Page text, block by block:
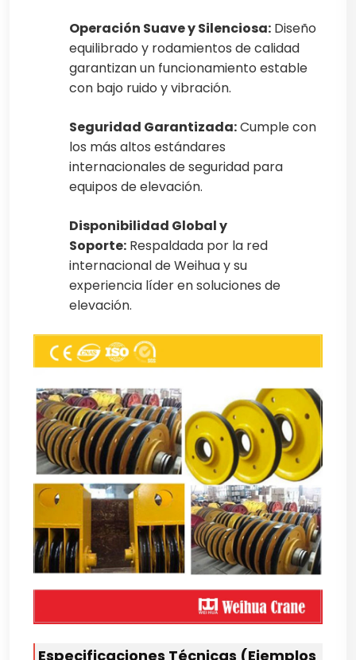
Operación Suave y Silenciosa: Diseño
equilibrado y rodamientos de calidad
garantizan un funcionamiento estable
con bajo ruido y vibración.
Seguridad Garantizada:Cumple con
los más altos estándares
internacionales de seguridad para
equipos de elevación.
Disponibilidad Global y
Soporte: Respaldada por la red
internacional de Weihua y su
experiencia líder en soluciones de
elevación.
Especificaciones Técnicas (Ejemplos